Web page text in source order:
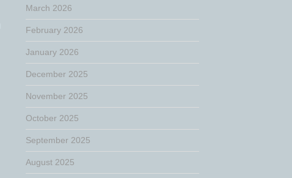
March 2026
February 2026
January 2026
December 2025
November 2025
October 2025
September 2025
August 2025